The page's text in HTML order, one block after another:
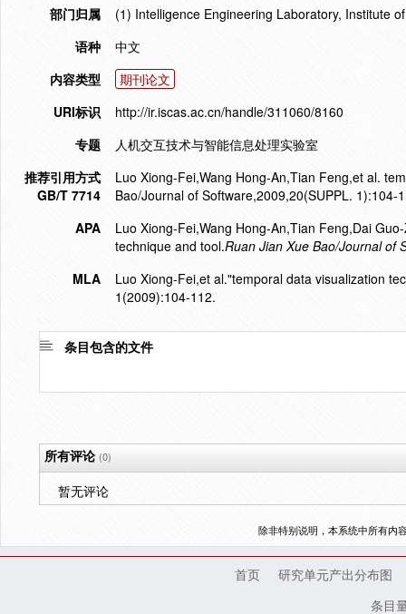
部门归属
(1) Intelligence Engineering Laboratory, Institute
语种
中文
内容类型
期刊论文
URI标识
http://ir.iscas.ac.cn/handle/311060/8160
专题
人机交互技术与智能信息处理实验室
推荐引用方式
GB/T 7714
Luo Xiong-Fei,Wang Hong-An,Tian Feng,et al.
Bao/Journal of Software,2009,20(SUPPL. 1):104-
APA
Luo Xiong-Fei,Wang Hong-An,Tian Feng,Dai
technique and tool.Ruan Jian Xue Bao/Journal of
MLA
Luo Xiong-Fei,et al."temporal data visualization
1(2009):104-112.
条目包含的文件
所有评论(0)
暂无评论
除非特别说明，本系统中所有内
首页
研究单元产出分布图
条目